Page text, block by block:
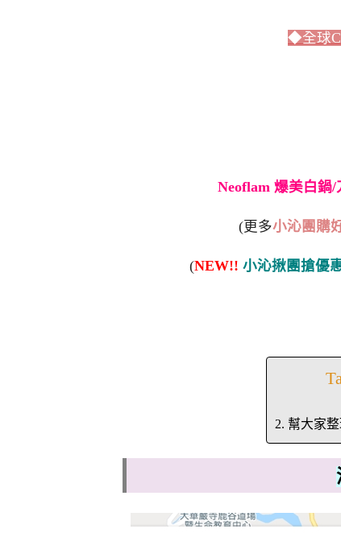
◆全球
Neoflam 爆美白鍋
(更多小沁團購
(NEW!! 小沁揪團搶優
幫大家